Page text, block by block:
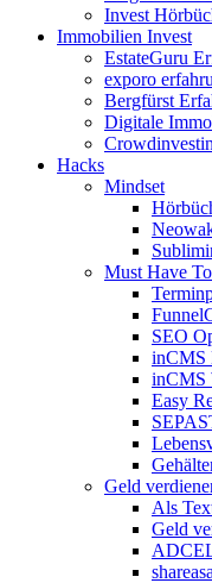
Invest
Immobilien Invest
EstateGuru
exporo
Bergfürst
Digitale
Hacks
Mindset
Must Have
SEO
inCMS
inCMS
Easy
Geld
Als
Geld